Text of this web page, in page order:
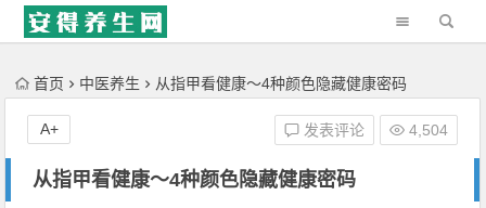
'); })();
首页 中医养生 从指甲看健康～4种颜色隐藏健康密码
从指甲看健康～4种颜色隐藏健康密码
发表评论 4,504
A+